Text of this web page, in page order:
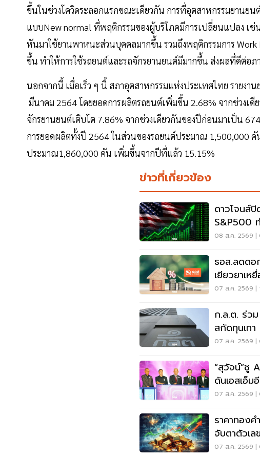
ขึ้นในช่วงโควิดระลอกแรกขณะเดียวกัน การที่อุตสาหกรรมยานย
แบบNew normal ที่พฤติกรรมของผู้บริโภคมีการเปลี่ยนแปลง เช่
หันมาใช้ยานพาหนะส่วนบุคคลมากขึ้น รวมถึงพฤติกรรมการ
ขึ้น ทำให้การใช้รถยนต์และรถจักรยานยนต์มีมากขึ้น ส่งผลที่ดีต่อภ
นอกจากนี้ เมื่อเร็ว ๆ นี้ สภาอุตสาหกรรมแห่งประเทศไทย รายง
มีนาคม 2564 โดยยอดการผลิตรถยนต์เพิ่มขึ้น 2.68% จากช่วงเ
จักรยานยนต์เติบโต 7.86% จากช่วงเดียวกันของปีก่อนมาเป็น
การยอดผลิตทั้งปี 2564 ในส่วนของรถยนต์ประมาณ 1,500,000
ประมาณ1,860,000 คัน เพิ่มขึ้นจากปีที่แล้ว 15.15%
ข่าวที่เกี่ยวข้อง
ดาวโจนส์
S&P500
กังวลเฟดขึ้
08 ส.ค. 2569 |
ธอส.ลดดอ
เยียวยาเห
จ.นนทบุรี
07 ส.ค. 2569 |
ก.ล.ต. ร่ว
สกัดทุนเท
07 ส.ค. 2569 |
“สุวัจน์”ชู
ดันเอสเอ็ม
วิกฤต
07 ส.ค. 2569 |
ราคาทอง
จับตาตัวเ
07 ส.ค. 2569 |